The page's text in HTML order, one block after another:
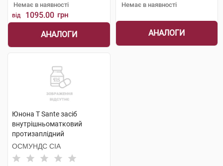
Немає в наявності
від 1095.00 грн
АНАЛОГИ
Немає в наявності
АНАЛОГИ
Юнона Т Sante засіб
внутрішньоматковий
протизаплідний
одноразового використання
1 шт
ОСМУНДС СІА